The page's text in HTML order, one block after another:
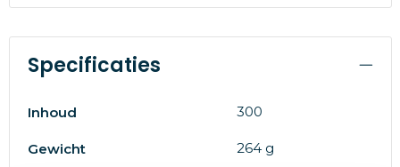
Specificaties
Inhoud 300
Gewicht 264 g